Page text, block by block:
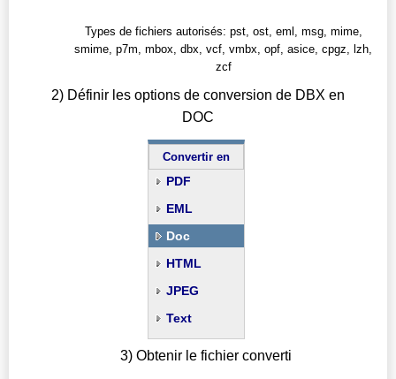
Types de fichiers autorisés: pst, ost, eml, msg, mime,
smime, p7m, mbox, dbx, vcf, vmbx, opf, asice, cpgz, lzh,
zcf
2) Définir les options de conversion de DBX en
DOC
Convertir en
PDF
EML
Doc
HTML
JPEG
Text
3) Obtenir le fichier converti